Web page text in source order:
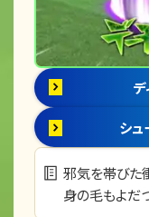
デ
シュ
邪気を帯びた
身の毛もよだ